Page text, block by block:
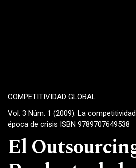
COMPETITIVIDAD GLOBAL
Vol. 3 Núm. 1 (2009): La
época de crisis ISBN 9789707649538
El